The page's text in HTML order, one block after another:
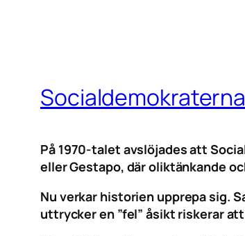
På 1970-talet avslöjades att
eller Gestapo, där oliktänkande
Nu verkar historien upprepa sig.
uttrycker en ”fel” åsikt riskerar